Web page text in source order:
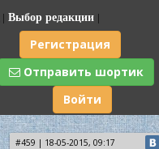
| Выбор редакции |
Регистрация
Отправить шортик
Войти
#459 | 18-05-2015, 09:17